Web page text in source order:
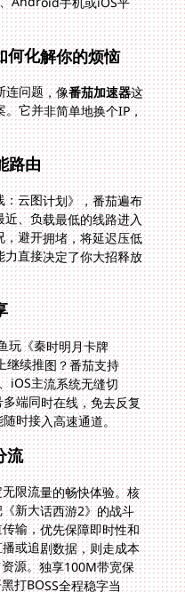
何化解你的烦恼
连问题，像番茄加速器这
样的专业工具提供了针对性方案。它并非简单地换个IP，
路由
云图计划》，番茄遍布
、负载最低的线路进入
避开拥堵，将延迟压低
直接决定了你大招释放
玩《秦时明月卡牌
续推图？番茄支持
主流系统无缝切
同时在线，免去反复
时接入高速通道。
流
限流量的畅快体验。核
新大话西游2》的战斗
输，优先保障即时性和
或追剧数据，则走成本
资源。独享100M带宽保
黑打BOSS全程稳字当